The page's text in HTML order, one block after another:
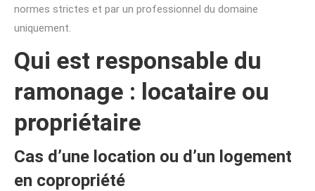
normes strictes et par un professionnel du domaine
uniquement.
Qui est responsable du
ramonage : locataire ou
propriétaire
Cas d’une location ou d’un logement
en copropriété